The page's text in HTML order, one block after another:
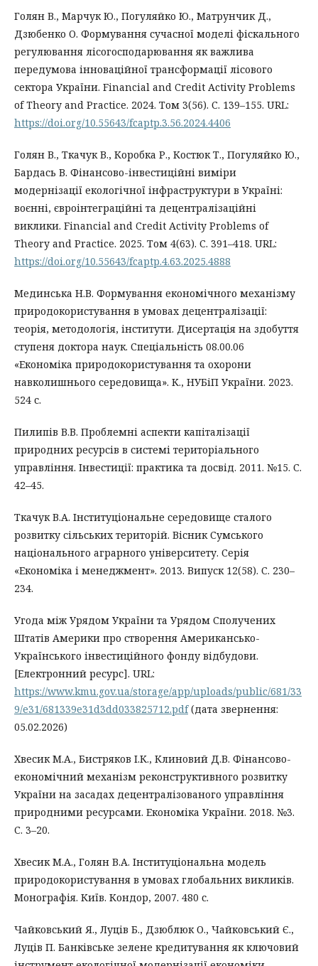
Голян В., Марчук Ю., Погуляйко Ю., Матрунчик Д.,
Дзюбенко О. Формування сучасної моделі фіскального
регулювання лісогосподарювання як важлива
передумова інноваційної трансформації лісового
сектора України. Financial and Credit Activity Problems
of Theory and Practice. 2024. Том 3(56). С. 139–155. URL:
https://doi.org/10.55643/fcaptp.3.56.2024.4406
Голян В., Ткачук В., Коробка Р., Костюк Т., Погуляйко Ю.,
Бардась В. Фінансово-інвестиційні виміри
модернізації екологічної інфраструктури в Україні:
воєнні, євроінтеграційні та децентралізаційні
виклики. Financial and Credit Activity Problems of
Theory and Practice. 2025. Том 4(63). С. 391–418. URL:
https://doi.org/10.55643/fcaptp.4.63.2025.4888
Мединська Н.В. Формування економічного механізму
природокористування в умовах децентралізації:
теорія, методологія, інститути. Дисертація на здобуття
ступеня доктора наук. Спеціальність 08.00.06
«Економіка природокористування та охорони
навколишнього середовища». К., НУБіП України. 2023.
524 с.
Пилипів В.В. Проблемні аспекти капіталізації
природних ресурсів в системі територіального
управління. Інвестиції: практика та досвід. 2011. №15. С.
42–45.
Ткачук В.А. Інституціональне середовище сталого
розвитку сільських територій. Вісник Сумського
національного аграрного університету. Серія
«Економіка і менеджмент». 2013. Випуск 12(58). С. 230–
234.
Угода між Урядом України та Урядом Сполучених
Штатів Америки про створення Американсько-
Українського інвестиційного фонду відбудови.
[Електронний ресурс]. URL:
https://www.kmu.gov.ua/storage/app/uploads/public/681/33
9/e31/681339e31d3dd033825712.pdf(дата звернення:
05.02.2026)
Хвесик М.А., Бистряков І.К., Клиновий Д.В. Фінансово-
економічний механізм реконструктивного розвитку
України на засадах децентралізованого управління
природними ресурсами. Економіка України. 2018. №3.
С. 3–20.
Хвесик М.А., Голян В.А. Інституціональна модель
природокористування в умовах глобальних викликів.
Монографія. Київ. Кондор, 2007. 480 с.
Чайковський Я., Луців Б., Дзюблюк О., Чайковський Є.,
Луців П. Банківське зелене кредитування як ключовий